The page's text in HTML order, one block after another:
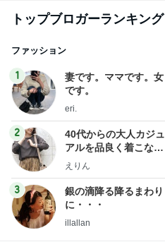
トップブロガーランキング
ファッション
1
妻です。ママです。女
です。
eri.
2
40代からの大人カジュ
アルを品良く着こなす
ファッションブログ
えりん
3
銀の滴降る降るまわり
に・・・
illallan